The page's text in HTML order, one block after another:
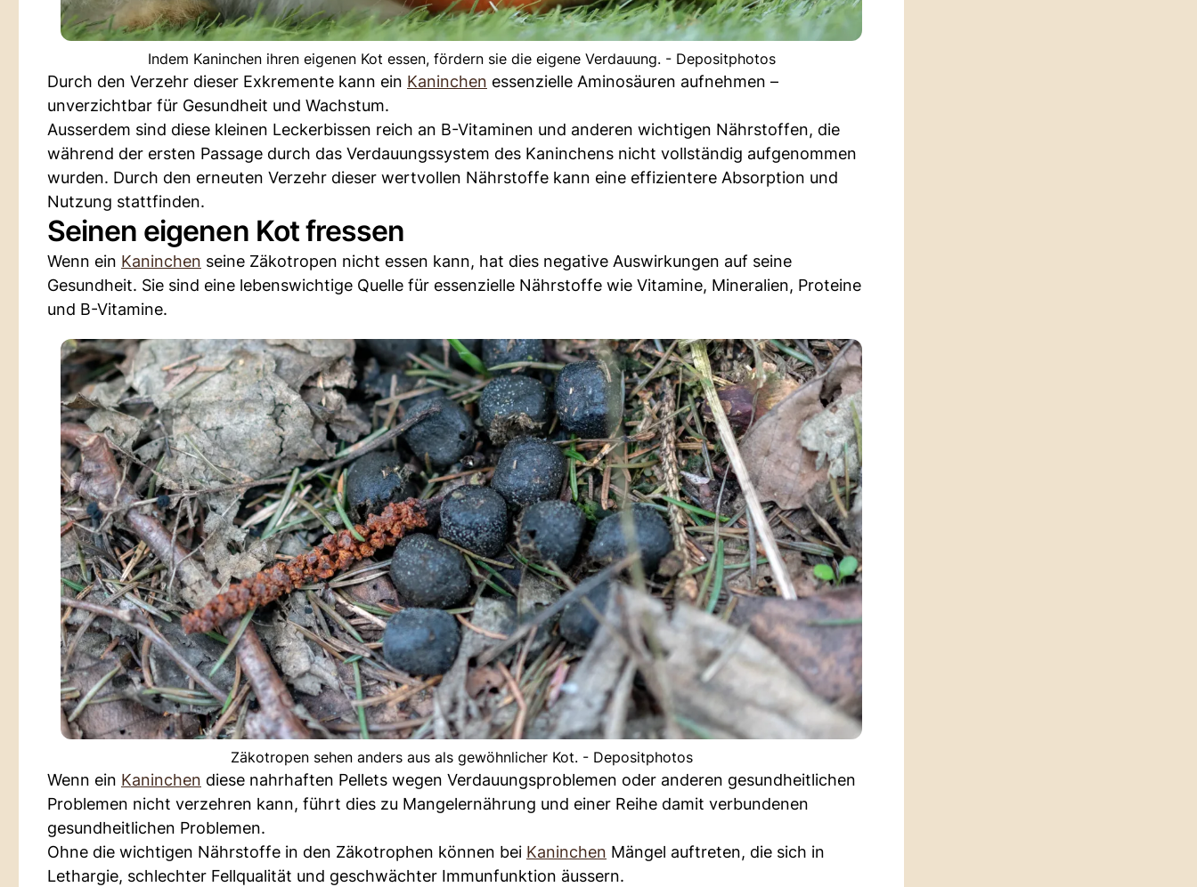
Indem Kaninchen ihren eigenen Kot essen, fördern sie die eigene Verdauung. - Depositphotos
Durch den Verzehr dieser Exkremente kann ein Kaninchen essenzielle Aminosäuren aufnehmen –
unverzichtbar für Gesundheit und Wachstum.
Ausserdem sind diese kleinen Leckerbissen reich an B-Vitaminen und anderen wichtigen Nährstoffen, die
während der ersten Passage durch das Verdauungssystem des Kaninchens nicht vollständig aufgenommen
wurden. Durch den erneuten Verzehr dieser wertvollen Nährstoffe kann eine effizientere Absorption und
Nutzung stattfinden.
Seinen eigenen Kot fressen
Wenn ein Kaninchen seine Zäkotropen nicht essen kann, hat dies negative Auswirkungen auf seine
Gesundheit. Sie sind eine lebenswichtige Quelle für essenzielle Nährstoffe wie Vitamine, Mineralien, Proteine
und B-Vitamine.
Zäkotropen sehen anders aus als gewöhnlicher Kot. - Depositphotos
Wenn ein Kaninchen diese nahrhaften Pellets wegen Verdauungsproblemen oder anderen gesundheitlichen
Problemen nicht verzehren kann, führt dies zu Mangelernährung und einer Reihe damit verbundenen
gesundheitlichen Problemen.
Ohne die wichtigen Nährstoffe in den Zäkotrophen können bei Kaninchen Mängel auftreten, die sich in
Lethargie, schlechter Fellqualität und geschwächter Immunfunktion äussern.